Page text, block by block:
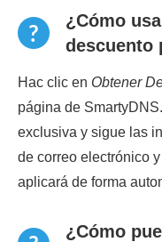
¿Cómo
descuento
Hac clic en Obtener
página de
exclusiva y sigue las
de correo electrónico
aplicará de forma
¿Cómo